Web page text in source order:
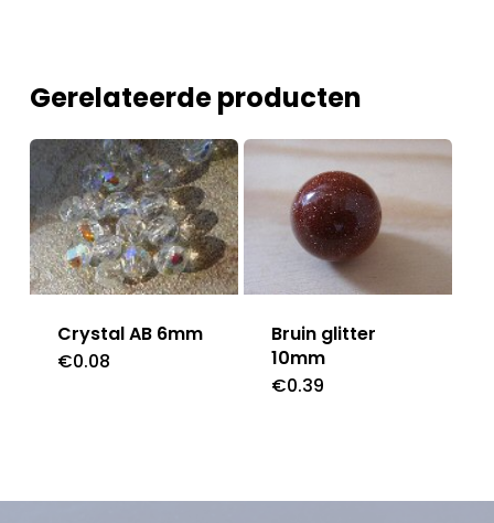
Gerelateerde producten
Crystal AB 6mm
€0.08
Bruin glitter
10mm
€0.39